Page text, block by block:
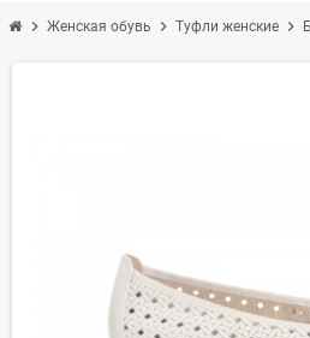
chevron_right Женская обувь chevron_right Туфли женские chevron_right